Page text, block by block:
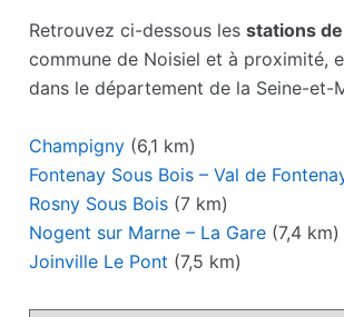
Retrouvez ci-dessous lesstations
commune de Noisiel et à proximité,
dans le département de la Seine-et-
Champigny (6,1 km)
Fontenay Sous Bois – Val de
Rosny Sous Bois (7 km)
Nogent sur Marne – La Gare (7,4 km)
Joinville Le Pont (7,5 km)